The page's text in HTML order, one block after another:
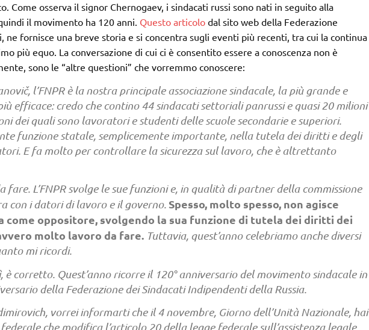
Come osserva il signor Chernogaev, i sindacati russi sono nati in seguito alla
il movimento ha 120 anni. Questo articolodal sito web della Federazione
ne fornisce una breve storia e si concentra sugli eventi più recenti, tra cui la continua
più equo. La conversazione di cui ci è consentito essere a conoscenza non è
sono le “altre questioni” che vorremmo conoscere:
l’FNPR è la nostra principale associazione sindacale, la più grande e
efficace: credo che contino 44 sindacati settoriali panrussi e quasi 20 milioni
dei quali sono lavoratori e studenti delle scuole secondarie e superiori.
funzione statale, semplicemente importante, nella tutela dei diritti e degli
E fa molto per controllare la sicurezza sul lavoro, che è altrettanto
fare. L’FNPR svolge le sue funzioni e, in qualità di partner della commissione
con i datori di lavoro e il governo. Spesso, molto spesso, non agisce
come oppositore, svolgendo la sua funzione di tutela dei diritti dei
molto lavoro da fare. Tuttavia, quest’anno celebriamo anche diversi
mi ricordi.
è corretto. Quest’anno ricorre il 120° anniversario del movimento sindacale in
della Federazione dei Sindacati Indipendenti della Russia.
vorrei informarti che il 4 novembre, Giorno dell’Unità Nazionale, hai
che modifica l’articolo 20 della legge federale sull’assistenza legale